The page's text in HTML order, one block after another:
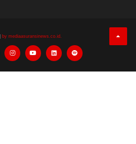
by mediaasuransinews.co.id.